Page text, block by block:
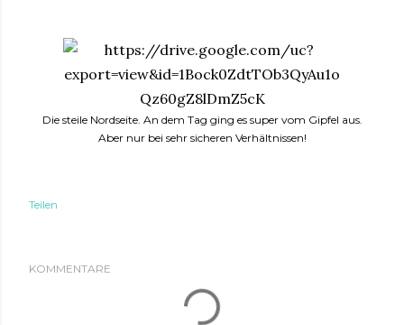
Die steile Nordseite. An dem Tag ging es super vom Gipfel aus.
Aber nur bei sehr sicheren Verhältnissen!
Teilen
KOMMENTARE